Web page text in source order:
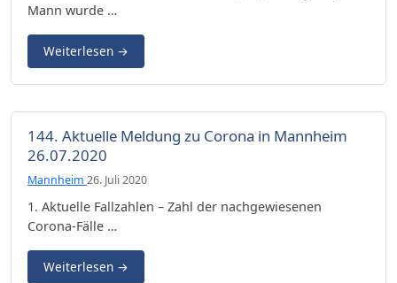
Mann wurde …
Weiterlesen →
144. Aktuelle Meldung zu Corona in Mannheim
26.07.2020
Mannheim 26. Juli 2020
1. Aktuelle Fallzahlen – Zahl der nachgewiesenen
Corona-Fälle …
Weiterlesen →